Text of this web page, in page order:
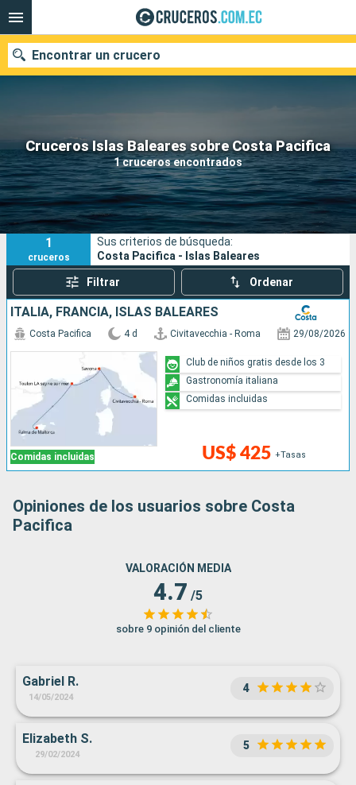
Cruceros Islas Baleares sobre Costa Pacifica
1 cruceros encontrados
Encontrar un crucero
Nuestros destinos
Fecha de salida
Puertos Compañías
Buscar
1
cruceros
Sus criterios de búsqueda:
Costa Pacifica - Islas Baleares
Filtrar Ordenar
ITALIA, FRANCIA, ISLAS BALEARES
Comidas incluidas
Costa Pacifica 4 d Civitavecchia - Roma 29/08/2026
US$ 425 +Tasas
Club de niños gratis desde los 3
Gastronomía italiana
Comidas incluidas
Opiniones de los usuarios sobre Costa
Pacifica
VALORACIÓN MEDIA
4.7 /5
sobre 9 opinión del cliente
Gabriel R.
14/05/2024
4
Elizabeth S.
29/02/2024
5